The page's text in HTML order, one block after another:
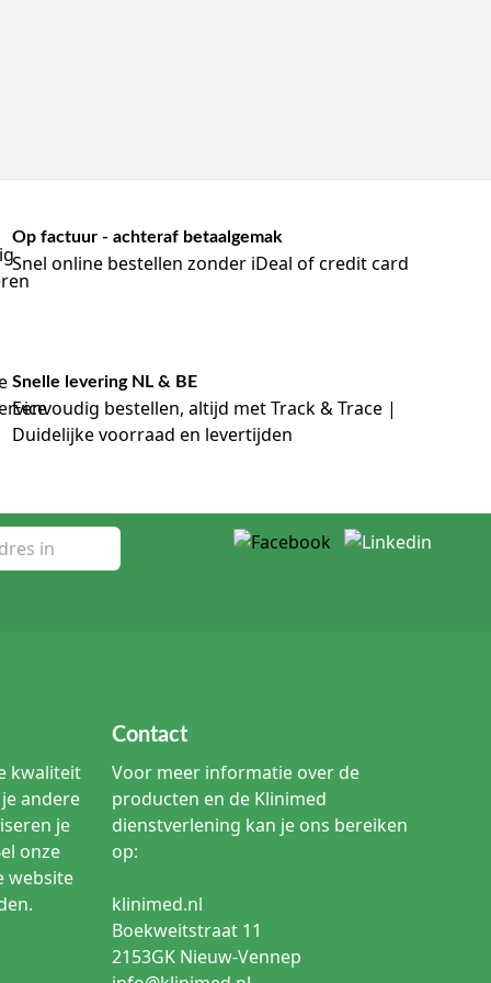
elkaar aansluiten.
specifieke systeemkenmerken.
voor onthechting. Controleer vooraf of er
Let bovendien op de verpakkingseenheden,
op de steriliteitsstatus, de verpakkingseenheid en de
verpakking van het speci
Op factuur - achteraf betaalgemak
Snel online bestellen zonder iDeal of credit card
Snelle levering NL & BE
Eenvoudig bestellen, altijd met Track & Trace |
Duidelijke voorraad en levertijden
kwaliteit
andere
je
onze
website
Contact
Voor meer informatie over de
producten en de Klinimed
dienstverlening kan je ons bereiken
op:
klinimed.nl
Boekweitstraat 11
2153GK Nieuw-Vennep